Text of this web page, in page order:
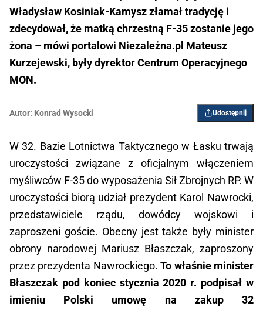
Władysław Kosiniak-Kamysz złamał tradycję i
zdecydował, że matką chrzestną F-35 zostanie jego
żona – mówi portalowi Niezależna.pl Mateusz
Kurzejewski, były dyrektor Centrum Operacyjnego
MON.
Autor: Konrad Wysocki Udostępnij
W 32. Bazie Lotnictwa Taktycznego w Łasku trwają
uroczystości związane z oficjalnym włączeniem
myśliwców F-35 do wyposażenia Sił Zbrojnych RP. W
uroczystości biorą udział prezydent Karol Nawrocki,
przedstawiciele rządu, dowódcy wojskowi i
zaproszeni goście. Obecny jest także były minister
obrony narodowej Mariusz Błaszczak, zaproszony
przez prezydenta Nawrockiego.To właśnie minister
Błaszczak pod koniec stycznia 2020 r. podpisał w
imieniu Polski umowę na zakup 32